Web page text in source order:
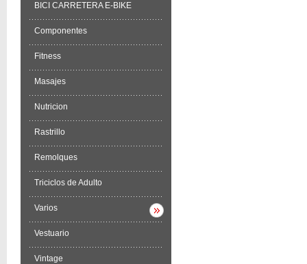
BICI CARRETERA E-BIKE
Componentes
Fitness
Masajes
Nutricion
Rastrillo
Remolques
Triciclos de Adulto
Varios
Vestuario
Vintage